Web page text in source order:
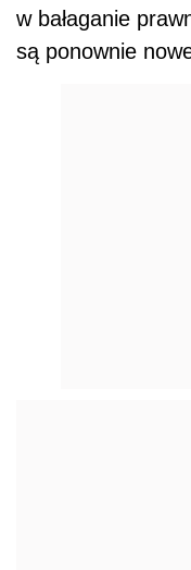
w bałaganie
są ponownie